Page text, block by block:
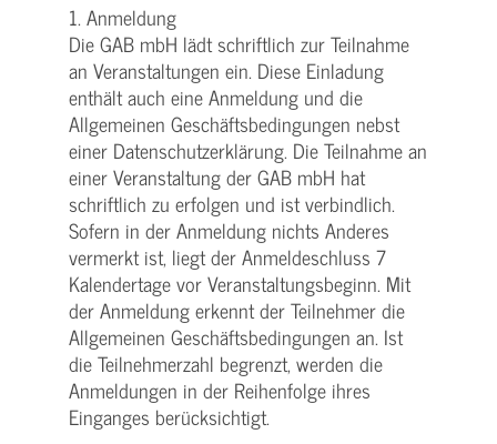
1. Anmeldung
Die GAB mbH lädt schriftlich zur Teilnahme
an Veranstaltungen ein. Diese Einladung
enthält auch eine Anmeldung und die
Allgemeinen Geschäftsbedingungen nebst
einer Datenschutzerklärung. Die Teilnahme an
einer Veranstaltung der GAB mbH hat
schriftlich zu erfolgen und ist verbindlich.
Sofern in der Anmeldung nichts Anderes
vermerkt ist, liegt der Anmeldeschluss 7
Kalendertage vor Veranstaltungsbeginn. Mit
der Anmeldung erkennt der Teilnehmer die
Allgemeinen Geschäftsbedingungen an. Ist
die Teilnehmerzahl begrenzt, werden die
Anmeldungen in der Reihenfolge ihres
Einganges berücksichtigt.